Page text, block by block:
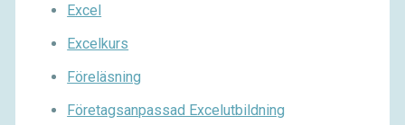
Excel
Excelkurs
Föreläsning
Företagsanpassad Excelutbildning